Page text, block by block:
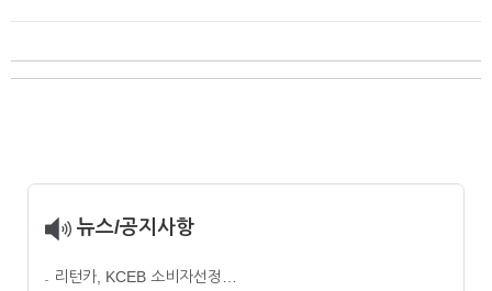
뉴스/공지사항
리턴카, KCEB 소비자선정…